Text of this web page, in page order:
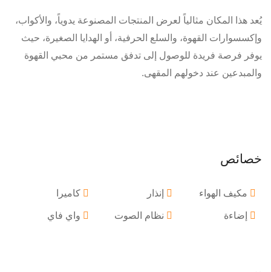
يُعد هذا المكان مثالياً لعرض المنتجات المصنوعة يدوياً، والأكواب،
وإكسسوارات القهوة، والسلع الحرفية، أو الهدايا الصغيرة، حيث
يوفر فرصة فريدة للوصول إلى تدفق مستمر من محبي القهوة
والمبدعين عند دخولهم المقهى.
خصائص
مكيف الهواء إنذار كاميرا
إضاءة نظام الصوت واي فاي